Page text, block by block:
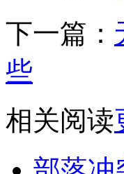
下一篇：
些
相关阅读